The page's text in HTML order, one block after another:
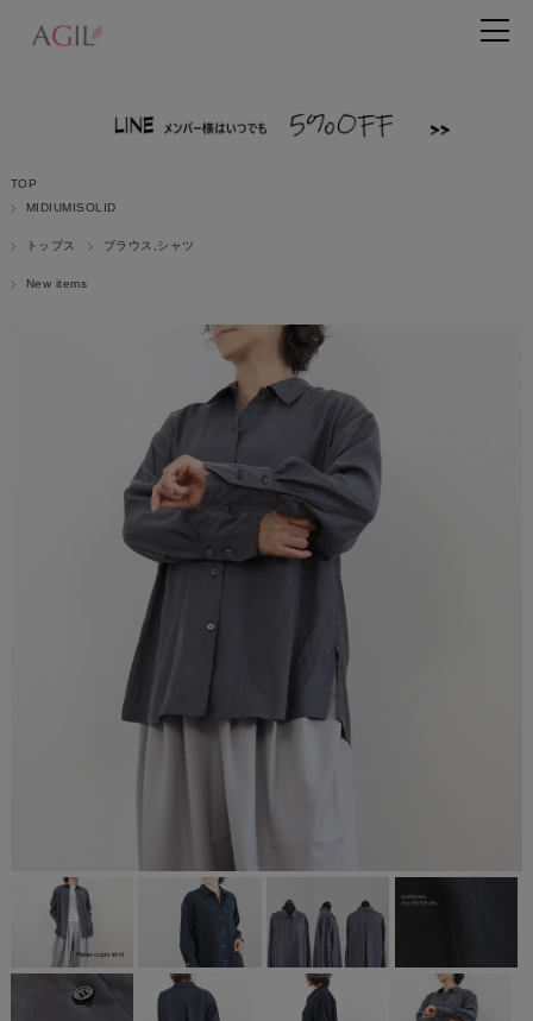
TOP
MIDIUMISOLID
トップス ブラウス,シャツ
New items